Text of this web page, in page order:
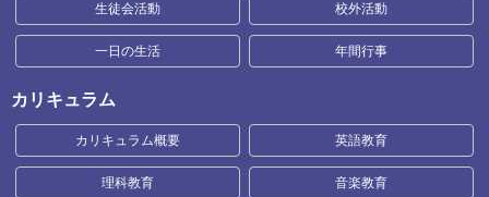
生徒会活動 校外活動
一日の生活 年間行事
カリキュラム
カリキュラム概要 英語教育
理科教育 音楽教育